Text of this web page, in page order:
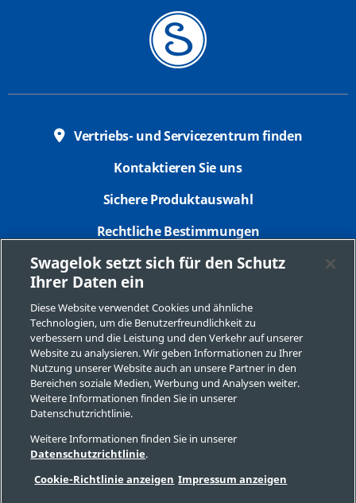
Vertriebs- und Servicezentrum finden
Kontaktieren Sie uns
Sichere Produktauswahl
Rechtliche Bestimmungen
Datenschutzbestimmungen
Seitenverzeichnis
Cookie-Präferenzen
Meine personenbezogenen Informationen nicht
verkaufen oder mit anderen teilen
Swagelok setzt sich für den Schutz
Ihrer Daten ein
Diese Website verwendet Cookies und ähnliche
Technologien, um die Benutzerfreundlichkeit zu
verbessern und die Leistung und den Verkehr auf unserer
Website zu analysieren. Wir geben Informationen zu Ihrer
Nutzung unserer Website auch an unsere Partner in den
Bereichen soziale Medien, Werbung und Analysen weiter.
Weitere Informationen finden Sie in unserer
Datenschutzrichtlinie.
Weitere Informationen finden Sie in unserer
Datenschutzrichtlinie.
Cookie-Richtlinie anzeigen Impressum anzeigen